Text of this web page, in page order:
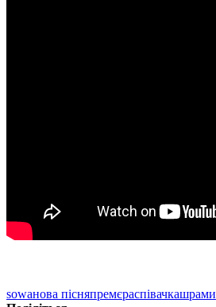
sowaнова пісняпремєраспівачкашрами